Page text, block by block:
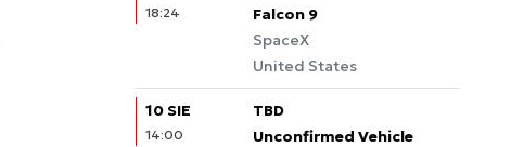
18:24
Falcon 9
SpaceX
United States
10 SIE
14:00
TBD
Unconfirmed Vehicle